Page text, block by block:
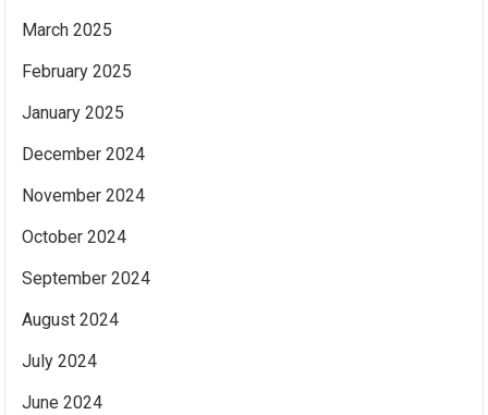
March 2025
February 2025
January 2025
December 2024
November 2024
October 2024
September 2024
August 2024
July 2024
June 2024